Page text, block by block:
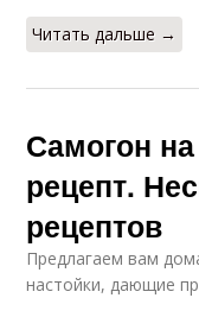
Читать дальше →
Самогон
рецепт.
рецептов
Предлагаем вам
настойки, дающие